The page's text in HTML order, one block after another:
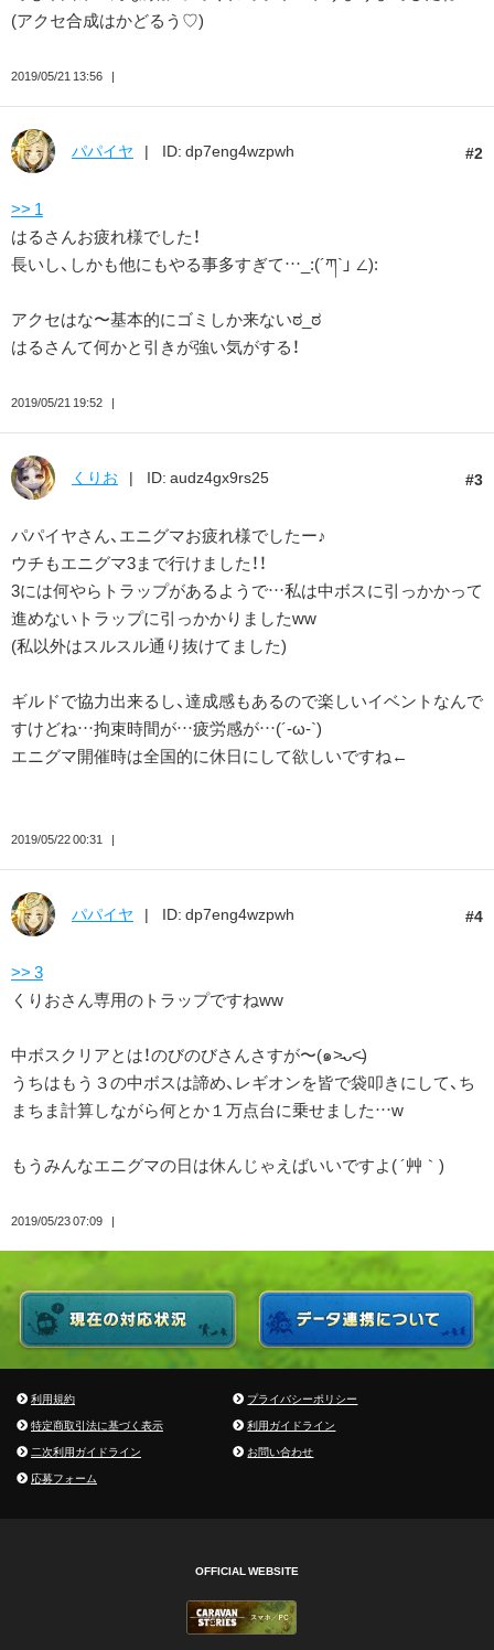
(アクセ合成はかどるう♡)
2019/05/21 13:56
2
パパイヤ ID: dp7eng4wzpwh
>> 1
はるさんお疲れ様でした！
長いし、しかも他にもやる事多すぎて…_:(´ཀ`」 ∠):
アクセはな〜基本的にゴミしか来ないಠ_ಠ
はるさんて何かと引きが強い気がする！
2019/05/21 19:52
3
くりお ID: audz4gx9rs25
パパイヤさん、エニグマお疲れ様でしたー♪
ウチもエニグマ3まで行けました！！
3には何やらトラップがあるようで…私は中ボスに引っかかって
進めないトラップに引っかかりましたww
(私以外はスルスル通り抜けてました)
ギルドで協力出来るし、達成感もあるので楽しいイベントなんで
すけどね…拘束時間が…疲労感が…(´-ω-`)
エニグマ開催時は全国的に休日にして欲しいですね←
2019/05/22 00:31
4
パパイヤ ID: dp7eng4wzpwh
>> 3
くりおさん専用のトラップですねww
中ボスクリアとは！のびのびさんさすが〜(๑˃̵ᴗ˂̵)
うちはもう３の中ボスは諦め、レギオンを皆で袋叩きにして、ち
まちま計算しながら何とか１万点台に乗せました…w
もうみんなエニグマの日は休んじゃえばいいですよ( ´艸｀)
2019/05/23 07:09
利用規約
プライバシーポリシー
特定商取引法に基づく表示
利用ガイドライン
二次利用ガイドライン
お問い合わせ
応募フォーム
OFFICIAL WEBSITE